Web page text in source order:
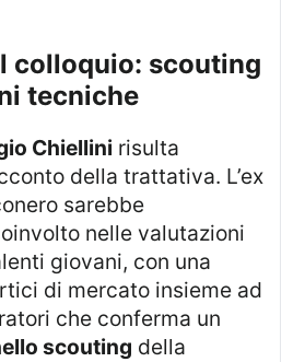
tecniche
Chiellini risulta
della trattativa. L’ex
sarebbe
nelle valutazioni
giovani, con una
di mercato insieme ad
che conferma un
scouting della